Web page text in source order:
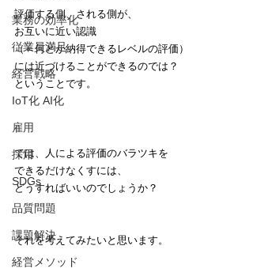
業務の効率化
従業員満足
経営戦略
IoT化 AI化
雇用
採用
SDGs
品質問題
課題解決
経営メソッド
評価する側、される側が、
お互いに近い認識
（＝何とか納得できるレベルの評価）
には近づけることができるのでは？
ということです。
では、人による評価のバラツキを
できるだけなくすには、
どうすればいいのでしょうか？
それを考えてみたいと思います。